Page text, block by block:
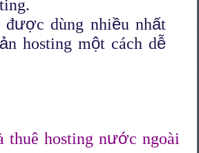
được dùng nhiều nhất
ản hosting một cách dễ
thuê hosting nước ngoài